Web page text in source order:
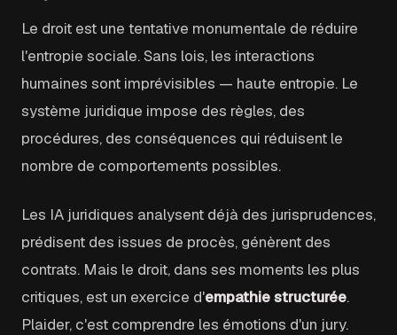
Le droit est une tentative monumentale de réduire
l'entropie sociale. Sans lois, les interactions
humaines sont imprévisibles — haute entropie. Le
système juridique impose des règles, des
procédures, des conséquences qui réduisent le
nombre de comportements possibles.
Les IA juridiques analysent déjà des jurisprudences,
prédisent des issues de procès, génèrent des
contrats. Mais le droit, dans ses moments les plus
critiques, est un exercice d'empathie structurée.
Plaider, c'est comprendre les émotions d'un jury.